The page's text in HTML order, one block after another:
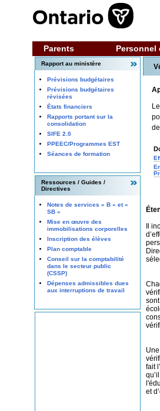
Parents Personnel
Rapport au ministère
Prévisions budgétaires
Prévisions budgétaires
révisées
États financiers
Rapports portant sur la
consolidation
SIFE 2.0
PPEEC/Programmes EST
Séances de formation
Ressources / Guides /
Directives
Notes de services « B » et «
SB »
Mise en œuvre des
immobilisations corporelles
Inscription des élèves
Plan comptable
Conseil sur la comptabilité
dans le secteur public
(CSSP)
Dépenses admissibles dues
aux interruptions de travail
Il
fait
et